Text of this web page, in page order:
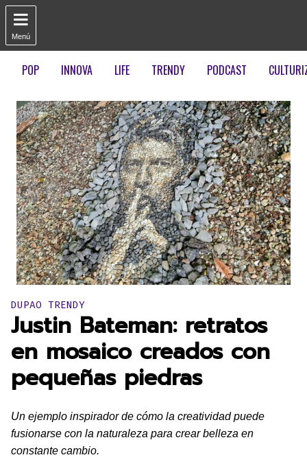

Menú
POP INNOVA LIFE TRENDY PODCAST
Publicado en:
DUPAO TRENDY
Justin Bateman: retratos
en mosaico creados con
pequeñas piedras
Un ejemplo inspirador de cómo la creatividad puede
fusionarse con la naturaleza para crear belleza en
constante cambio.